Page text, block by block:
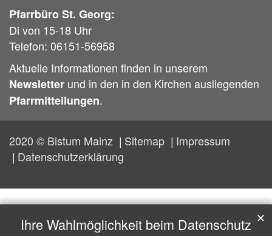
Pfarrbüro St. Georg:
Di von 15-18 Uhr
Telefon: 06151-56958
Aktuelle Informationen finden in unserem
Newsletter und in den in den Kirchen ausliegenden
Pfarrmitteilungen.
2020 © Bistum Mainz Sitemap
Impressum
Datenschutzerklärung
Ihre Wahlmöglichkeit beim Datenschutz ✕